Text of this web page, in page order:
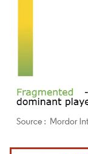
Imagen © Mordor